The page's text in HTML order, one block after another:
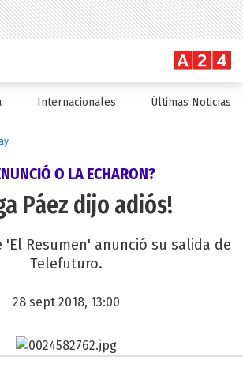
Internacionales Últimas Noticias
O LA ECHARON?
Páez dijo adiós!
'El Resumen' anunció su salida de
Telefuturo.
28 sept 2018, 13:00